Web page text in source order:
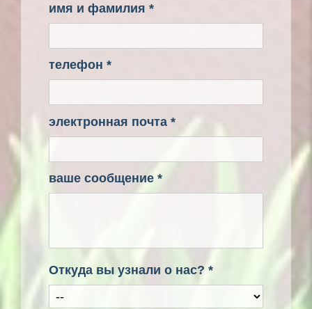
имя и фамилия *
телефон *
электронная почта *
ваше сообщение *
Откуда вы узнали о нас? *